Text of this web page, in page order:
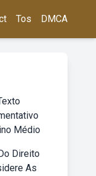
Tos DMCA
Médio
Direito
As